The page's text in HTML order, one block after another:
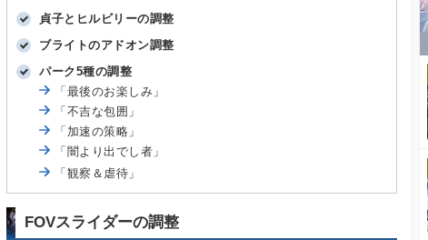
貞子とヒルビリーの調整
ブライトのアドオン調整
パーク5種の調整
「最後のお楽しみ」
「不吉な包囲」
「加速の策略」
「闇より出でし者」
「観察＆虐待」
FOVスライダーの調整